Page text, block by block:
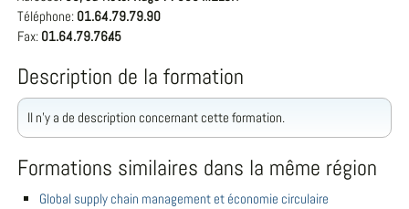
Téléphone: 01.64.79.79.90
Fax: 01.64.79.76.45
Description de la formation
Il n'y a de description concernant cette formation.
Formations similaires dans la même région
Global supply chain management et économie circulaire